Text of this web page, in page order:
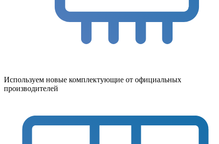
Используем новые комплектующие от официальных
производителей